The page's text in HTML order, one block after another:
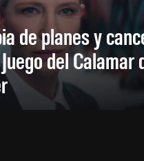
de planes y
del Calamar